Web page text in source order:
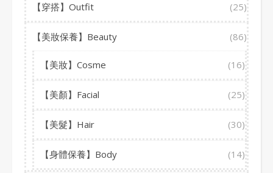
【穿搭】Outfit (25)
【美妝保養】Beauty (86)
【美妝】Cosme (16)
【美顏】Facial (25)
【美髮】Hair (30)
【身體保養】Body (14)